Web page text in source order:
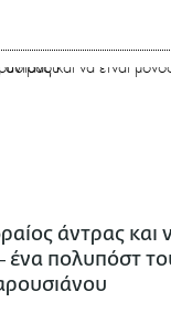
άντρας και
ένα πολυπόστ